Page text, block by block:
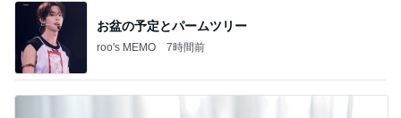
お盆の予定とパームツリー
roo's MEMO 7時間前